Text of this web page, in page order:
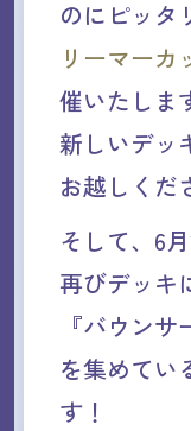
のにピッタ
リーマーカ
催いたしま
新しいデッ
お越しくだ
そして、6
再びデッキ
『バウン
を集めてい
す！